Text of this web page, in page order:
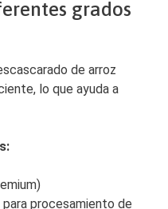
grados
de arroz
lo que ayuda a
procesamiento de